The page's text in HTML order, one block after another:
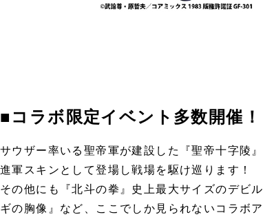
■コラボ限定イベント多数開催！
サウザー率いる聖帝軍が建設した『聖帝十字陵
進軍スキンとして登場し戦場を駆け巡ります！
その他にも『北斗の拳』史上最大サイズのデビ
ギの胸像』など、ここでしか見られないコラボ